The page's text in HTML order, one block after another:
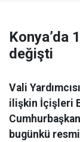
Konya’da
değişti
Vali
ilişkin İçişleri
bugünkü